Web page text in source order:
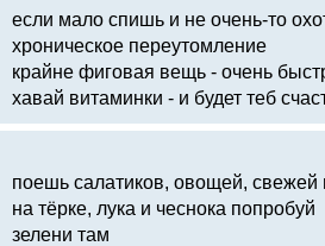
если мало спишь и не очень-то
хроническое переутомление
крайне фиговая вещь - очень
хавай витаминки - и будет теб
поешь салатиков, овощей, свежей
на тёрке, лука и чеснока попробуй
зелени там